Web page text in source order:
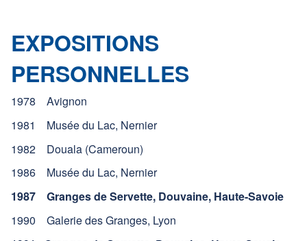
EXPOSITIONS
PERSONNELLES
1978 Avignon
1981 Musée du Lac, Nernier
1982 Douala (Cameroun)
1986 Musée du Lac, Nernier
1987 Granges de Servette, Douvaine, Haute-Savoie
1990 Galerie des Granges, Lyon